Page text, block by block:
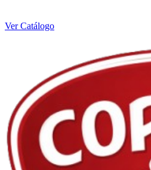
Ver Catálogo